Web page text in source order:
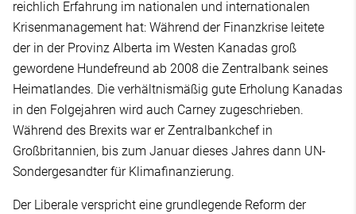
reichlich Erfahrung im nationalen und internationalen
Krisenmanagement hat: Während der Finanzkrise leitete
der in der Provinz Alberta im Westen Kanadas groß
gewordene Hundefreund ab 2008 die Zentralbank seines
Heimatlandes. Die verhältnismäßig gute Erholung Kanadas
in den Folgejahren wird auch Carney zugeschrieben.
Während des Brexits war er Zentralbankchef in
Großbritannien, bis zum Januar dieses Jahres dann UN-
Sondergesandter für Klimafinanzierung.
Der Liberale verspricht eine grundlegende Reform der